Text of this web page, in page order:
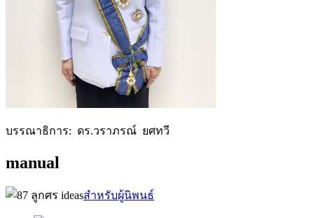
บรรณาธิการ: ดร.วราภรณ์ ยศทวี
manual
สำหรับผู้นิพนธ์